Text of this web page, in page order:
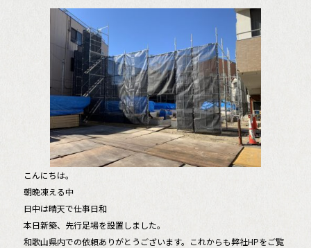
c
e
b
o
o
k
e
こんにちは。
朝晩凍える中
日中は晴天で仕事日和
本日新築、先行足場を設置しました。
和歌山県内での依頼ありがとうございます。これからも弊社HPをご覧